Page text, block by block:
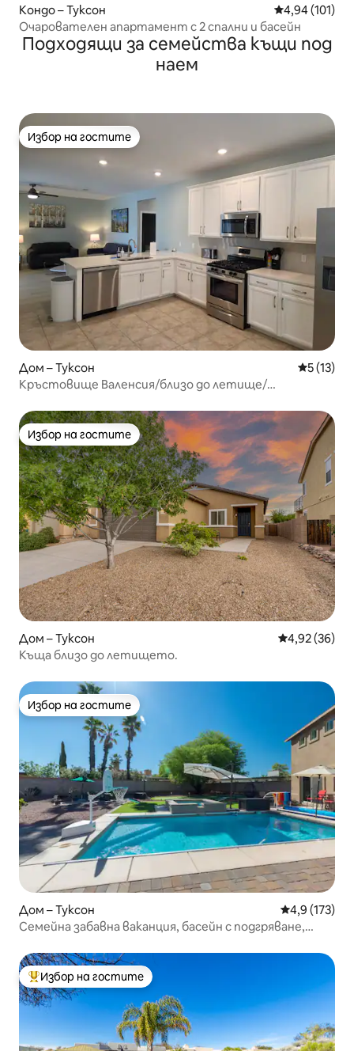
Кондо – Туксон Средна
4,94 (101)
Очарователен апартамент с 2 спални и басейн
Подходящи за семейства къщи под
наем
Избор на гостите
Избор на гостите
Дом – Туксон Средна
5 (13)
Кръстовище Валенсия/близо до летище/
Избор на гостите
Избор на гостите
Дом – Туксон Средна
4,92 (36)
Къща близо до летището.
Избор на гостите
Избор на гостите
Дом – Туксон Средна
4,9 (173)
Семейна забавна ваканция, басейн с подгряване,
Най-популярен избор на гостите
Избор на гостите